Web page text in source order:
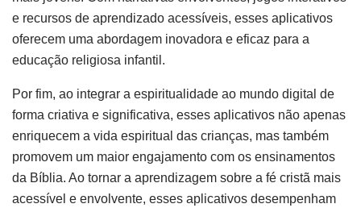
e recursos de aprendizado acessíveis, esses aplicativos
oferecem uma abordagem inovadora e eficaz para a
educação religiosa infantil.
Por fim, ao integrar a espiritualidade ao mundo digital de
forma criativa e significativa, esses aplicativos não apenas
enriquecem a vida espiritual das crianças, mas também
promovem um maior engajamento com os ensinamentos
da Bíblia. Ao tornar a aprendizagem sobre a fé cristã mais
acessível e envolvente, esses aplicativos desempenham